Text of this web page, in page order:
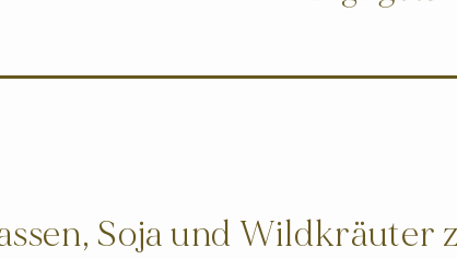
Soja und Wildkräuter